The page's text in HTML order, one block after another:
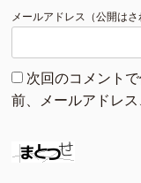
メールアドレス（公開はさ
次回のコメント
前、メールアドレス